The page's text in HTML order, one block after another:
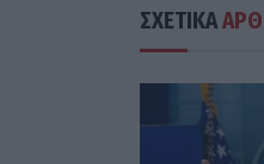
ΣΧΕΤΙΚΑ